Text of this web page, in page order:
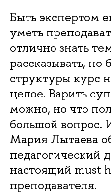
Быть экспертом
уметь
отлично знать
рассказывать,
структуры курс
целое. Варить
можно, но что
большой вопрос.
Мария Лытаева
педагогический
настоящий must
преподавателя.